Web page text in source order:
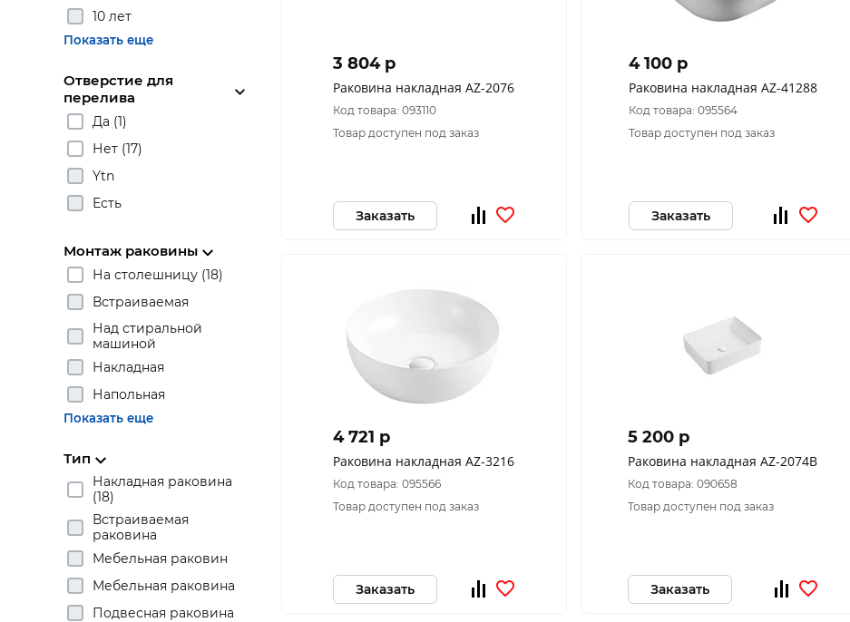
10 лет
Показать еще
Отверстие для
перелива
Да (1)
Нет (17)
Ytn
Есть
Монтаж раковины
На столешницу (18)
Встраиваемая
Над стиральной
машиной
Накладная
Напольная
Показать еще
Тип
Накладная раковина
(18)
Встраиваемая
раковина
Мебельная раковин
Мебельная раковина
Подвесная раковина
3 804 p
Раковина накладная AZ-2076
Код товара: 093110
Товар доступен под заказ
Заказать
4 100 p
Раковина накладная AZ-41288
Код товара: 095564
Товар доступен под заказ
Заказать
4 721 p
Раковина накладная AZ-3216
Код товара: 095566
Товар доступен под заказ
Заказать
5 200 p
Раковина накладная AZ-2074B
Код товара: 090658
Товар доступен под заказ
Заказать